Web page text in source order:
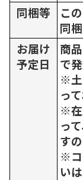
同梱等
こ
同
お届け
予定日
商
で
※土
っ
※在
っ
す
※コ
い